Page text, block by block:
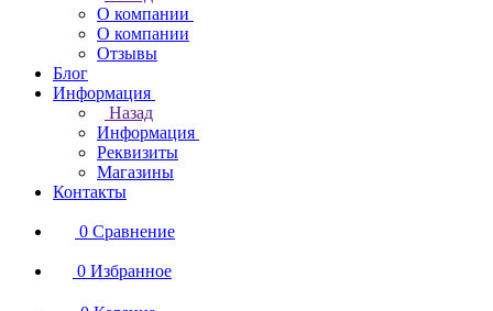
О компании
О компании
Отзывы
Блог
Информация
Назад
Информация
Реквизиты
Магазины
Контакты
0 Сравнение
0 Избранное